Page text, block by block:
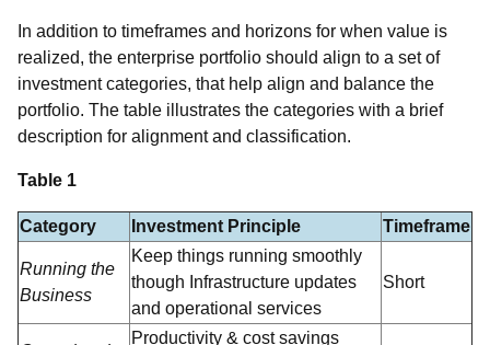
In addition to timeframes and horizons for when value is
realized, the enterprise portfolio should align to a set of
investment categories, that help align and balance the
portfolio. The table illustrates the categories with a brief
description for alignment and classification.
Table 1
Category Investment Principle Timeframe
Running the
Business
Keep things running smoothly
though Infrastructure updates
and operational services
Short
Productivity & cost savings